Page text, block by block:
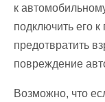
к
подключить его
предотвратить
повреждение
Возможно, что